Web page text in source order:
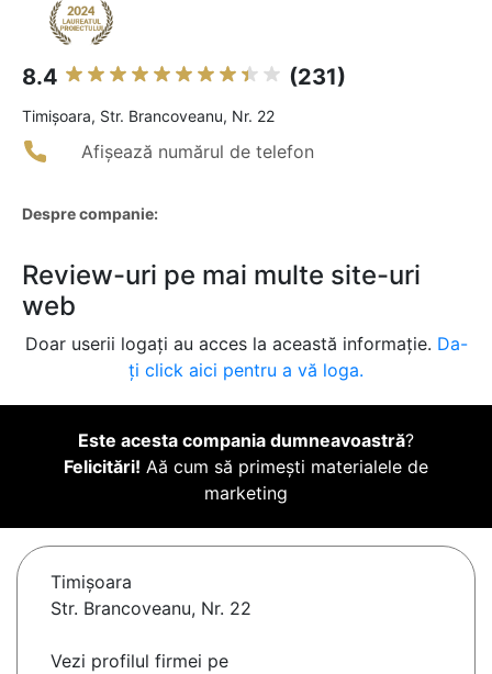
8.4 (231)
Timişoara, Str. Brancoveanu, Nr. 22
Afișează numărul de telefon
Despre companie:
Review-uri pe mai multe site-uri
web
Doar userii logați au acces la această informație. Da-
ți click aici pentru a vă loga.
Este acesta compania dumneavoastră?
Felicitări! Aă cum să primești materialele de
marketing
Timişoara
Str. Brancoveanu, Nr. 22
Vezi profilul firmei pe